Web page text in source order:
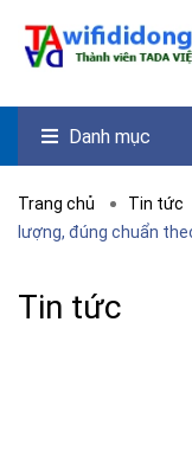
Danh mục
Trang chủ Tin tức
lượng, đúng chuẩn
Tin tức